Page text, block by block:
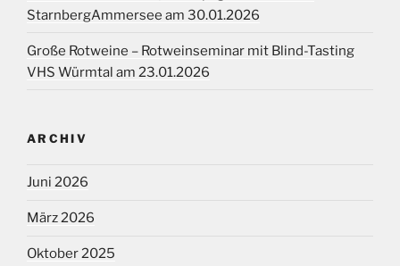
StarnbergAmmersee am 30.01.2026
Große Rotweine – Rotweinseminar mit Blind-Tasting
VHS Würmtal am 23.01.2026
ARCHIV
Juni 2026
März 2026
Oktober 2025